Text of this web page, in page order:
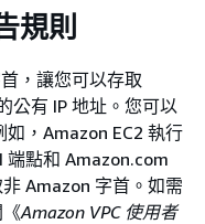
規則
，讓您可以存取
公有 IP 地址。您可以
，Amazon EC2 執行
端點和 Amazon.com
Amazon 字首。如需
Amazon VPC 使用者